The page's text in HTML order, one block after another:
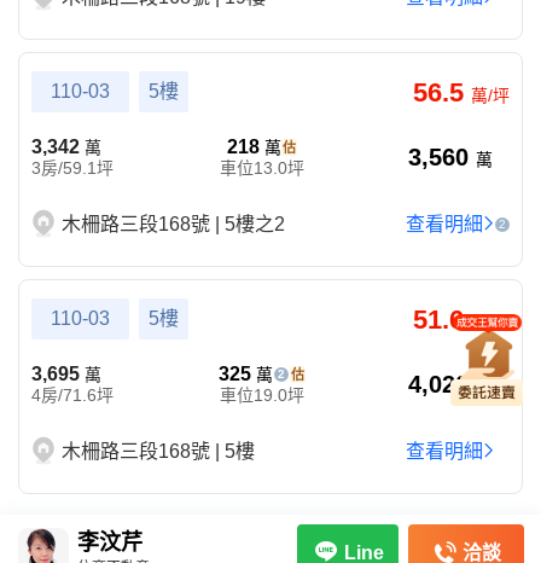
110-03 5樓 56.5 萬/坪
3,342 萬
3房/59.1坪
218 萬
車位13.0坪
3,560 萬
木柵路三段168號 | 5樓之2 查看明細 2
110-03 5樓 51.6萬/坪
3,695 萬
4房/71.6坪
325 萬 2
車位19.0坪 4,020萬
木柵路三段168號 | 5樓 查看明細
李汶芹 Line 洽談